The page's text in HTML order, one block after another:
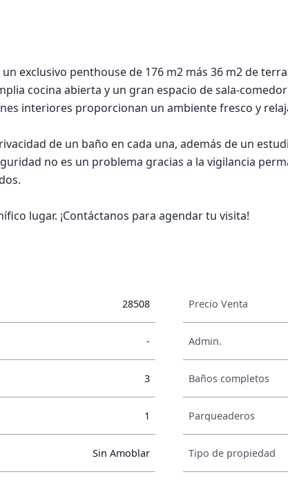
exclusivo penthouse de 176 m2 más 36 m2 de
cocina abierta y un gran espacio de sala-
interiores proporcionan un ambiente fresco y
de un baño en cada una, además de un
no es un problema gracias a la vigilancia
lugar. ¡Contáctanos para agendar tu visita!
28508 Precio Venta
- Admin.
3 Baños completos
1 Parqueaderos
Sin Amoblar Tipo de propiedad